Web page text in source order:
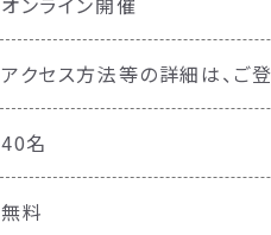
アクセス方法等の詳細は、ご
40名
無料